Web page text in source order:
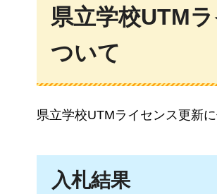
県立学校UTM
ついて
県立学校UTMライセンス更新
入札結果